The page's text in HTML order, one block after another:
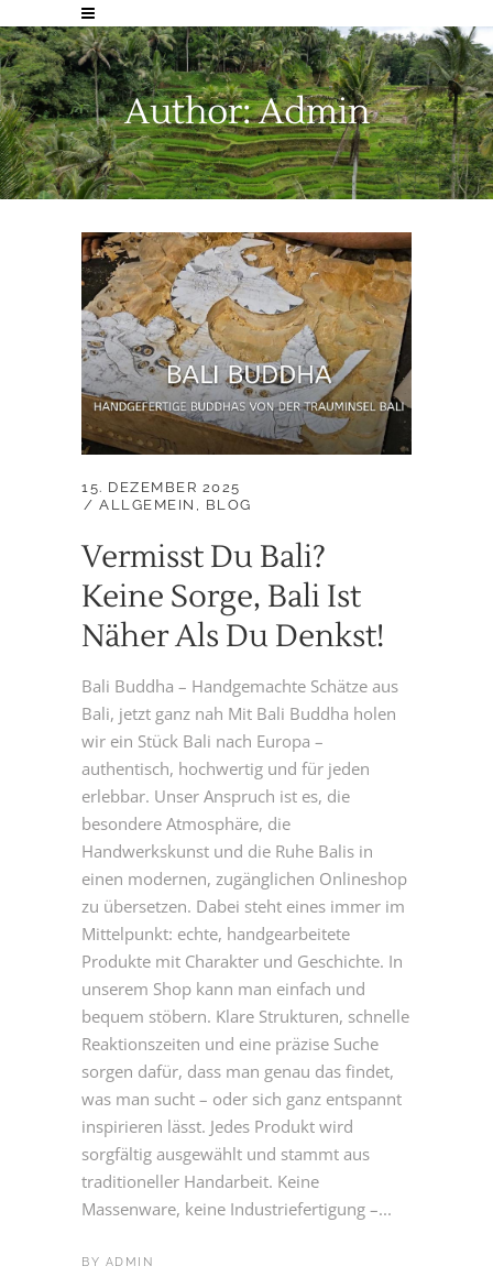
Author: Admin
15. DEZEMBER 2025
ALLGEMEIN , BLOG
Vermisst Du Bali?
Keine Sorge, Bali Ist
Näher Als Du Denkst!
Bali Buddha – Handgemachte Schätze aus
Bali, jetzt ganz nah Mit Bali Buddha holen
wir ein Stück Bali nach Europa –
authentisch, hochwertig und für jeden
erlebbar. Unser Anspruch ist es, die
besondere Atmosphäre, die
Handwerkskunst und die Ruhe Balis in
einen modernen, zugänglichen Onlineshop
zu übersetzen. Dabei steht eines immer im
Mittelpunkt: echte, handgearbeitete
Produkte mit Charakter und Geschichte. In
unserem Shop kann man einfach und
bequem stöbern. Klare Strukturen, schnelle
Reaktionszeiten und eine präzise Suche
sorgen dafür, dass man genau das findet,
was man sucht – oder sich ganz entspannt
inspirieren lässt. Jedes Produkt wird
sorgfältig ausgewählt und stammt aus
traditioneller Handarbeit. Keine
Massenware, keine Industriefertigung –...
BY ADMIN